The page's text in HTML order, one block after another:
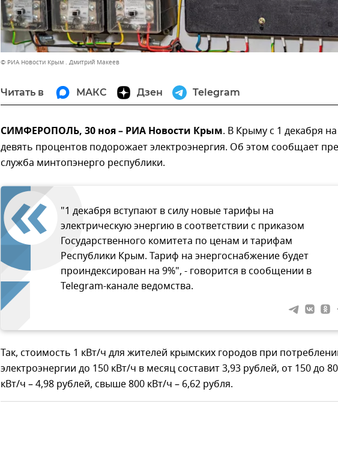
© РИА Новости Крым . Дмитрий Макеев
Читать в МАКС Дзен Telegram
СИМФЕРОПОЛЬ, 30 ноя – РИА Новости Крым. В Крыму с 1 декабря на
девять процентов подорожает электроэнергия. Об этом сообщает
служба минтопэнерго республики.
"1 декабря вступают в силу новые тарифы на
электрическую энергию в соответствии с приказом
Государственного комитета по ценам и тарифам
Республики Крым. Тариф на энергоснабжение будет
проиндексирован на 9%", - говорится в сообщении в
Telegram-канале ведомства.
Так, стоимость 1 кВт/ч для жителей крымских городов при
электроэнергии до 150 кВт/ч в месяц составит 3,93 рублей, от 150 до
кВт/ч – 4,98 рублей, свыше 800 кВт/ч – 6,62 рубля.